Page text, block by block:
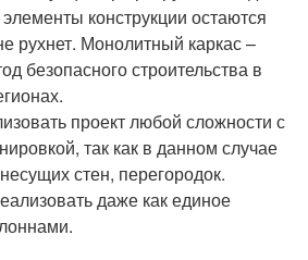
конструкции остаются
рухнет. Монолитный каркас –
безопасного строительства в
проект любой сложности с
так как в данном случае
стен, перегородок.
даже как единое